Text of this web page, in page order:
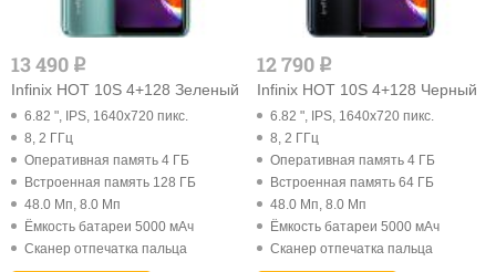
13 490 q
Infinix HOT 10S 4+128 Зеленый
6.82 ", IPS, 1640x720 пикс.
8, 2 ГГц
Оперативная память 4 ГБ
Встроенная память 128 ГБ
48.0 Мп, 8.0 Мп
Ёмкость батареи 5000 мАч
Cканер отпечатка пальца
12 790 q
Infinix HOT 10S 4+128 Черный
6.82 ", IPS, 1640x720 пикс.
8, 2 ГГц
Оперативная память 4 ГБ
Встроенная память 64 ГБ
48.0 Мп, 8.0 Мп
Ёмкость батареи 5000 мАч
Cканер отпечатка пальца